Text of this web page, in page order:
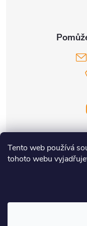
Tento web používá
tohoto webu
Copyright 2026